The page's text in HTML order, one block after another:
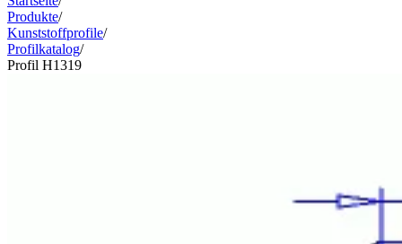
Produkte/
Kunststoffprofile/
Profilkatalog/
Profil H1319